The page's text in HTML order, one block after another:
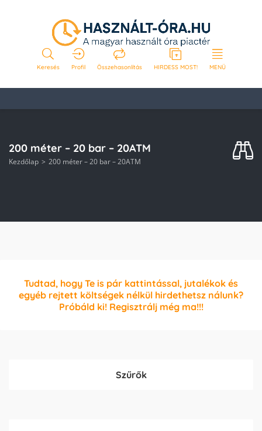
Keresés Profil Összehasonlítás HIRDESS MOST! MENÜ
200 méter – 20 bar – 20ATM
Kezdőlap 200 méter – 20 bar – 20ATM
Tudtad, hogy Te is pár kattintással, jutalékok és
egyéb rejtett költségek nélkül hirdethetsz nálunk?
Próbáld ki! Regisztrálj még ma!!!
Szűrők